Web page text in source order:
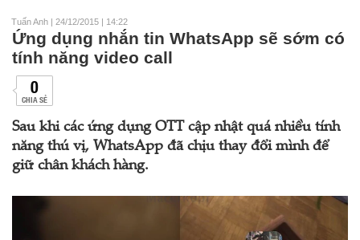
Tuấn Anh | 24/12/2015 | 14:22
Ứng dụng nhắn tin WhatsApp sẽ sớm có
tính năng video call
0
CHIA SẺ
Sau khi các ứng dụng OTT cập nhật quá nhiều tính
năng thú vị, WhatsApp đã chịu thay đổi mình để
giữ chân khách hàng.